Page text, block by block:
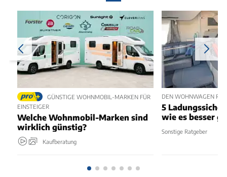
GÜNSTIGE WOHNMOBIL-MARKEN FÜR
EINSTEIGER
Welche Wohnmobil-Marken sind
wirklich günstig?
Kaufberatung
DEN WOHNWAGEN
5
wie es besser
Sonstige Ratgeber